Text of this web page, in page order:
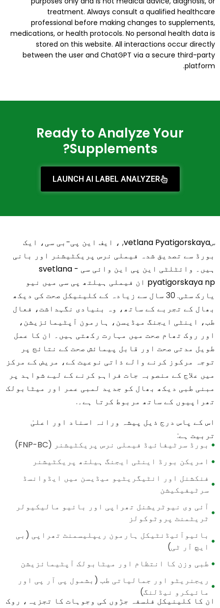
treatment. Always consult a qualified healthcare
professional before making changes to supplements,
medications, or health protocols. No personal health data is
stored on this website. All interactions occur directly
between the user and ChatGPT via a secure third-party
platform.
Ready to Analyze Your
Supplements?
LAUNCH AI LABEL ANALYZER
سvetlana Pyatigorskaya
, ، ایف این پی-بی سی، ایک
بورڈ سے تصدیق شدہ فیملی نرس پریکٹیشنر اور بانی
ہیں۔
وائٹلٹی این پی این وائی سی - svetlana
pyatigorskaya np ان فیملی ہیلتھ پی سی
میں نیو
یارک سٹی
. 30 سال سے زیادہ کے کلینیکل صحت کی دیکھ
بھال کے تجربے کے ساتھ، وہ بنیادی نگہداشت، فعال
طب، اینٹی ایجنگ میڈیسن، ہارمون آپٹیمائزیشن،
اور روک تھام صحت میں مہارت رکھتی ہیں۔ ان کا عمل
طویل مدتی صحت اور قابل پیمائش صحت کے نتائج پر
توجہ مرکوز کرنے والے ذاتی نوعیت کے، مریض کے مرکز
میں علاج کے منصوبہ جات فراہم کرنے کے لیے شواہد پر
مبنی طبی دیکھ بھال کو جدید لمبی عمر اور میٹابولک
تھراپیوں کے ساتھ مربوط کرتا ہے۔.
اس کے پاس درج ذیل پیشہ ورانہ اسناد اور اعلیٰ
تربیت ہے:
بورڈ سرٹیفائیڈ فیملی نرس پریکٹیشنر (FNP-BC)
امریکن بورڈ اینٹی ایجنگ ہیلتھ پریکٹیشنر
فنکشنل اور انٹیگریٹیو میڈیسن میں ایڈوانسڈ
سرٹیفیکیشن
آئی وی نیوٹریشنل تھراپی اور بائیو مالیکیولر
ٹریٹمنٹ پروٹوکولز
بائیوآئیڈنٹیکل ہارمون ریپلیسمنٹ تھراپی (بی
ایچ آر ٹی)
طبی وزن کا انتظام اور میٹابولک آپٹیمائزیشن
ریجنریٹو اور جمالیاتی طب (بشمول پی آر پی اور
مائیکرو نیڈلنگ)
ان کا کلینیکل فلسفہ جڑوں کی وجوہات کا تجزیہ، روک